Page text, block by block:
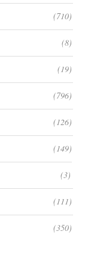
(710)
(8)
(19)
(796)
(126)
(149)
(3)
(111)
(350)